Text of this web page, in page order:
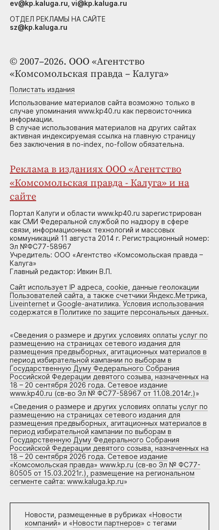
© 2007–2026. ООО «Агентство
«Комсомольская правда – Калуга»
Полистать издания
Использование материалов сайта возможно только в
случае упоминания www.kp40.ru как первоисточника
информации.
В случае использования материалов на других сайтах
активная индексируемая ссылка на главную страницу
без заключения в no-index, no-follow обязательна.
Реклама в изданиях ООО «Агентство
«Комсомольская правда - Калуга» и на
сайте
Портал Калуги и области www.kp40.ru зарегистрирован
как СМИ Федеральной службой по надзору в сфере
связи, информационных технологий и массовых
коммуникаций 11 августа 2014 г. Регистрационный номер:
Эл №ФС77-58967
Учредитель: ООО «Агентство «Комсомольская правда –
Калуга»
Главный редактор: Ивкин В.П.
Сайт использует IP адреса, cookie, данные геолокации
Пользователей сайта, а также счетчики Яндекс.Метрика,
Liveinternet и Google-анатилика. Условия использования
содержатся в Политике по защите персональных данных.
«Сведения о размере и других условиях оплаты услуг по
размещению на страницах сетевого издания для
размещения предвыборных, агитационных материалов в
период избирательной кампании по выборам в
Государственную Думу Федерального Собрания
Российской Федерации девятого созыва, назначенных на
18 – 20 сентября 2026 года. Сетевое издание
www.kp40.ru (св-во Эл № ФС77-58967 от 11.08.2014г.)»
«Сведения о размере и других условиях оплаты услуг по
размещению на страницах сетевого издания для
размещения предвыборных, агитационных материалов в
период избирательной кампании по выборам в
Государственную Думу Федерального Собрания
Российской Федерации девятого созыва, назначенных на
18 – 20 сентября 2026 года. Сетевое издание
«Комсомольская правда» www.kp.ru (св-во Эл № ФС77-
80505 от 15.03.2021г.), размещение на региональном
сегменте сайта: www.kaluga.kp.ru»
Новости, размещенные в рубриках «Новости
компаний» и «Новости партнеров» с тегами
ev@kp.kaluga.ru, vi@kp.kaluga.ru
ОТДЕЛ РЕКЛАМЫ НА САЙТЕ
sz@kp.kaluga.ru